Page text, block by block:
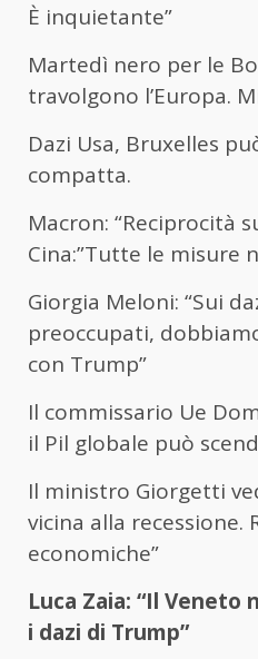
È inquietante”
Martedì nero per le
travolgono l’Europa.
Dazi Usa, Bruxelles
compatta.
Macron: “Reciprocità
Cina:”Tutte le misure
Giorgia Meloni: “Sui
preoccupati,
con Trump”
Il commissario Ue
il Pil globale può
Il ministro Giorgetti
vicina alla recessione.
economiche”
Luca Zaia: “Il
i dazi di Trump”